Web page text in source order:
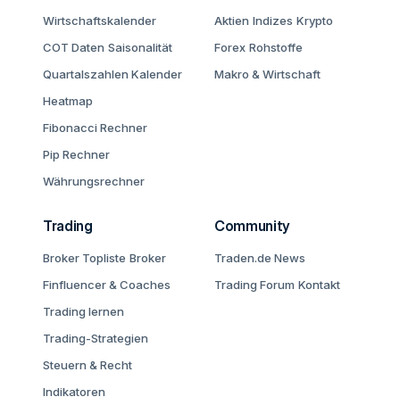
Wirtschaftskalender
COT Daten Saisonalität
Quartalszahlen Kalender
Heatmap
Fibonacci Rechner
Pip Rechner
Währungsrechner
Aktien Indizes Krypto
Forex Rohstoffe
Makro & Wirtschaft
Trading
Broker Topliste Broker
Finfluencer & Coaches
Trading lernen
Trading-Strategien
Steuern & Recht
Indikatoren
Community
Traden.de News
Trading Forum Kontakt